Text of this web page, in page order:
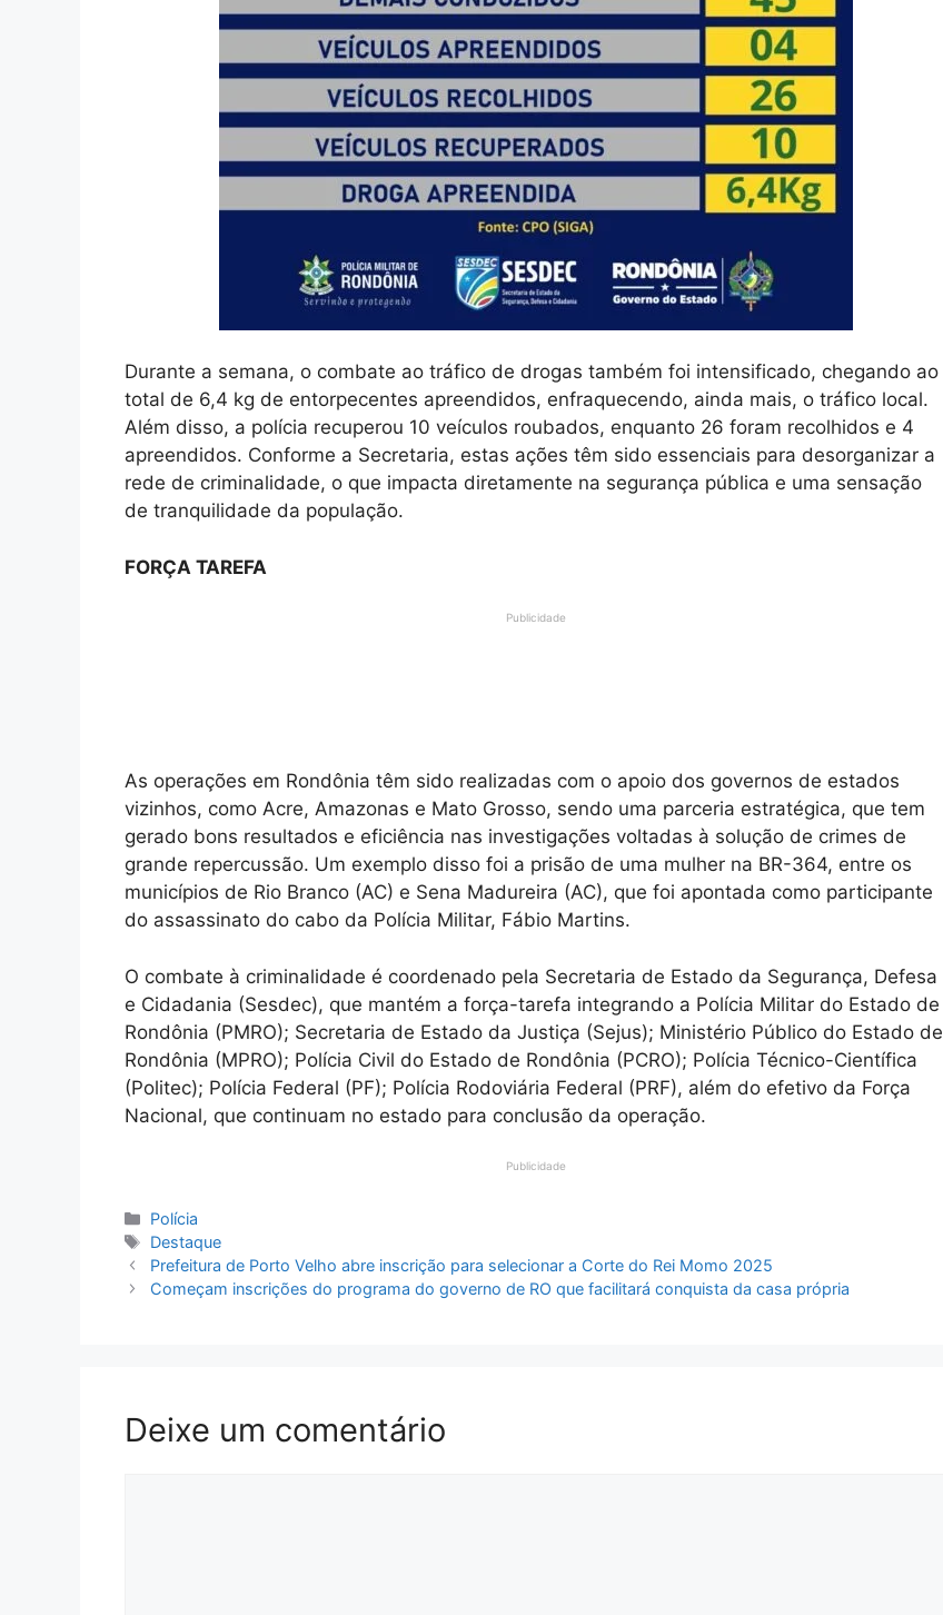
Durante a semana, o combate ao tráfico de drogas também foi intensificado, chegando ao
total de 6,4 kg de entorpecentes apreendidos, enfraquecendo, ainda mais, o tráfico local.
Além disso, a polícia recuperou 10 veículos roubados, enquanto 26 foram recolhidos e 4
apreendidos. Conforme a Secretaria, estas ações têm sido essenciais para desorganizar a
rede de criminalidade, o que impacta diretamente na segurança pública e uma sensação
de tranquilidade da população.
FORÇA TAREFA
Publicidade
As operações em Rondônia têm sido realizadas com o apoio dos governos de estados
vizinhos, como Acre, Amazonas e Mato Grosso, sendo uma parceria estratégica, que tem
gerado bons resultados e eficiência nas investigações voltadas à solução de crimes de
grande repercussão. Um exemplo disso foi a prisão de uma mulher na BR-364, entre os
municípios de Rio Branco (AC) e Sena Madureira (AC), que foi apontada como participante
do assassinato do cabo da Polícia Militar, Fábio Martins.
O combate à criminalidade é coordenado pela Secretaria de Estado da Segurança, Defesa
e Cidadania (Sesdec), que mantém a força-tarefa integrando a Polícia Militar do Estado de
Rondônia (PMRO); Secretaria de Estado da Justiça (Sejus); Ministério Público do Estado de
Rondônia (MPRO); Polícia Civil do Estado de Rondônia (PCRO); Polícia Técnico-Científica
(Politec); Polícia Federal (PF); Polícia Rodoviária Federal (PRF), além do efetivo da Força
Nacional, que continuam no estado para conclusão da operação.
Publicidade
Categorias
Polícia
Tags
Destaque
Prefeitura de Porto Velho abre inscrição para selecionar a Corte do Rei Momo 2025
Começam inscrições do programa do governo de RO que facilitará conquista da casa própria
Deixe um comentário